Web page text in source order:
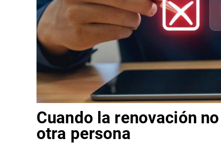
Cuando la renovación
otra persona